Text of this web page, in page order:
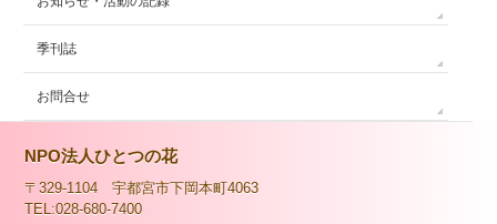
季刊誌
お問合せ
NPO法人ひとつの花
〒329-1104 宇都宮市下岡本町4063
TEL:028-680-7400